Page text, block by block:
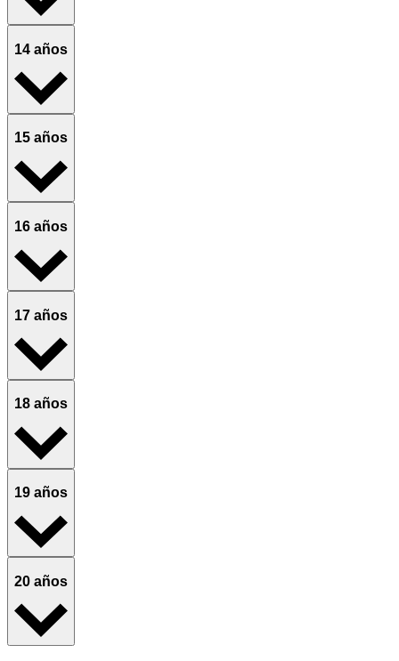
14 años
15 años
16 años
17 años
18 años
19 años
20 años